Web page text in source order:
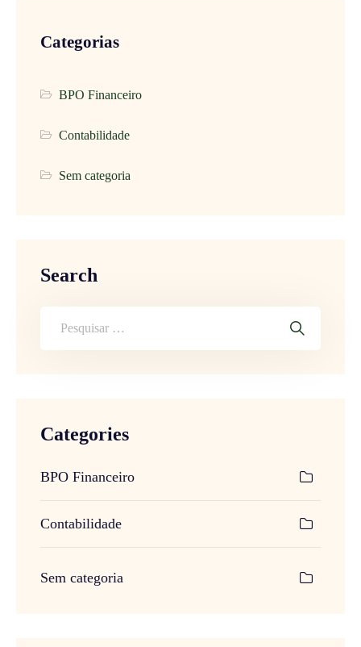
Categorias
BPO Financeiro
Contabilidade
Sem categoria
Search
Categories
BPO Financeiro
Contabilidade
Sem categoria